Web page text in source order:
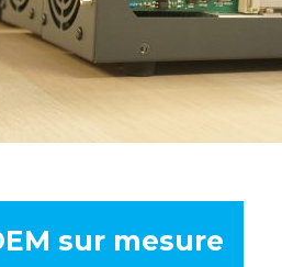
sur mesure